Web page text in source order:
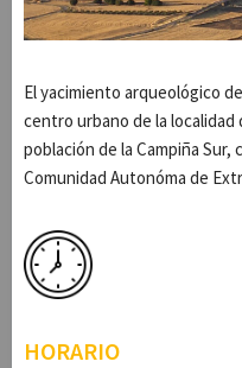
El yacimiento arqueológico
centro urbano de la localidad
población de la Campiña Sur,
Comunidad Autonóma de
HORARIO